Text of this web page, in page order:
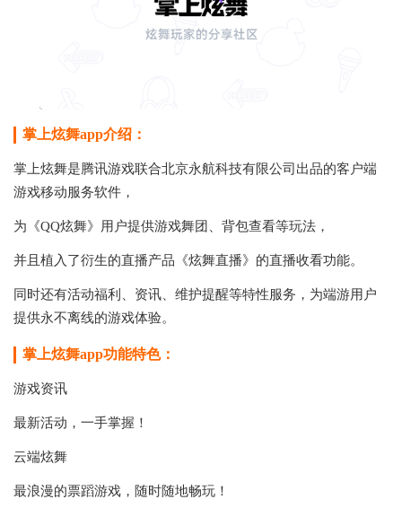
掌上炫舞app介绍：
掌上炫舞是腾讯游戏联合北京永航科技有限公司出品的客户端
游戏移动服务软件，
为《QQ炫舞》用户提供游戏舞团、背包查看等玩法，
并且植入了衍生的直播产品《炫舞直播》的直播收看功能。
同时还有活动福利、资讯、维护提醒等特性服务，为端游用户
提供永不离线的游戏体验。
掌上炫舞app功能特色：
游戏资讯
最新活动，一手掌握！
云端炫舞
最浪漫的票蹈游戏，随时随地畅玩！